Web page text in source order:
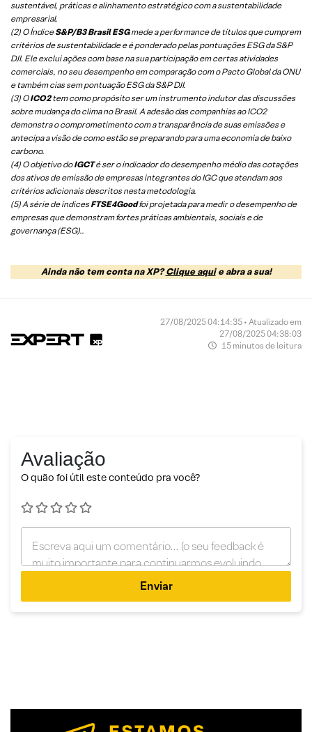
sustentável, práticas e alinhamento estratégico com a sustentabilidade
empresarial.
(2) O ÍndiceS&P/B3 Brasil ESGmede a performance de títulos que cumprem
critérios de sustentabilidade e é ponderado pelas pontuações ESG da S&P
DJI. Ele exclui ações com base na sua participação em certas atividades
comerciais, no seu desempenho em comparação com o Pacto Global da ONU
e também cias sem pontuação ESG da S&P DJI.
(3) OICO2tem como propósito ser um instrumento indutor das discussões
sobre mudança do clima no Brasil. A adesão das companhias ao ICO2
demonstra o comprometimento com a transparência de suas emissões e
antecipa a visão de como estão se preparando para uma economia de baixo
carbono.
(4) O objetivo doIGCTé ser o indicador do desempenho médio das cotações
dos ativos de emissão de empresas integrantes do IGC que atendam aos
critérios adicionais descritos nesta metodologia.
(5) A série de índicesFTSE4Goodfoi projetada para medir o desempenho de
empresas que demonstram fortes práticas ambientais, sociais e de
governança (ESG)..
Ainda não tem conta na XP?Clique aquie abra a sua!
27/08/2025 04:14:35 • Atualizado em
27/08/2025 04:38:03
15 minutos de leitura
Avaliação
O quão foi útil este conteúdo pra você?
Enviar